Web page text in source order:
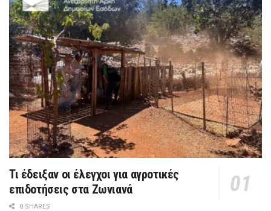
Τι έδειξαν οι έλεγχοι για αγροτικές
επιδοτήσεις στα Ζωνιανά
0 SHARES